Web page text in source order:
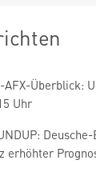
AFX-Überblick:
Uhr
erhöhter